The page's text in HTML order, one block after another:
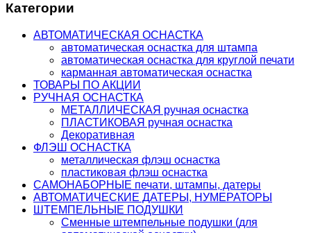
Категории
АВТОМАТИЧЕСКАЯ ОСНАСТКА
автоматическая оснастка для штампа
автоматическая оснастка для круглой печати
карманная автоматическая оснастка
ТОВАРЫ ПО АКЦИИ
РУЧНАЯ ОСНАСТКА
МЕТАЛЛИЧЕСКАЯ ручная оснастка
ПЛАСТИКОВАЯ ручная оснастка
Декоративная
ФЛЭШ ОСНАСТКА
металлическая флэш оснастка
пластиковая флэш оснастка
САМОНАБОРНЫЕ печати, штампы, датеры
АВТОМАТИЧЕСКИЕ ДАТЕРЫ, НУМЕРАТОРЫ
ШТЕМПЕЛЬНЫЕ ПОДУШКИ
Сменные штемпельные подушки (для